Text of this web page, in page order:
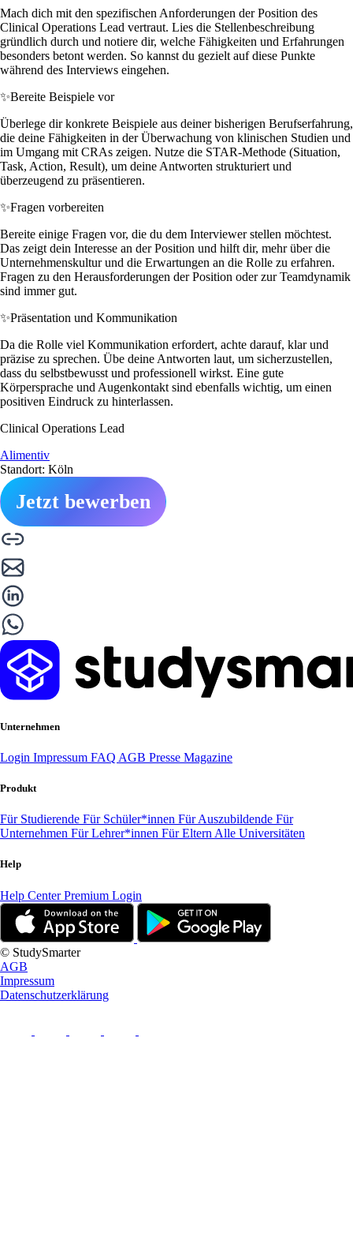
Mach dich mit den spezifischen Anforderungen der Position des
Clinical Operations Lead vertraut. Lies die Stellenbeschreibung
gründlich durch und notiere dir, welche Fähigkeiten und Erfahrungen
besonders betont werden. So kannst du gezielt auf diese Punkte
während des Interviews eingehen.
✨Bereite Beispiele vor
Überlege dir konkrete Beispiele aus deiner bisherigen Berufserfahrung,
die deine Fähigkeiten in der Überwachung von klinischen Studien und
im Umgang mit CRAs zeigen. Nutze die STAR-Methode (Situation,
Task, Action, Result), um deine Antworten strukturiert und
überzeugend zu präsentieren.
✨Fragen vorbereiten
Bereite einige Fragen vor, die du dem Interviewer stellen möchtest.
Das zeigt dein Interesse an der Position und hilft dir, mehr über die
Unternehmenskultur und die Erwartungen an die Rolle zu erfahren.
Fragen zu den Herausforderungen der Position oder zur Teamdynamik
sind immer gut.
✨Präsentation und Kommunikation
Da die Rolle viel Kommunikation erfordert, achte darauf, klar und
präzise zu sprechen. Übe deine Antworten laut, um sicherzustellen,
dass du selbstbewusst und professionell wirkst. Eine gute
Körpersprache und Augenkontakt sind ebenfalls wichtig, um einen
positiven Eindruck zu hinterlassen.
Clinical Operations Lead
Alimentiv
Standort: Köln
Jetzt bewerben
Unternehmen
Login Impressum FAQ AGB Presse Magazine
Produkt
Für Studierende Für Schüler*innen Für Auszubildende Für
Unternehmen Für Lehrer*innen Für Eltern Alle Universitäten
Help
Help CenterPremium Login
© StudySmarter
AGB
Impressum
Datenschutzerklärung